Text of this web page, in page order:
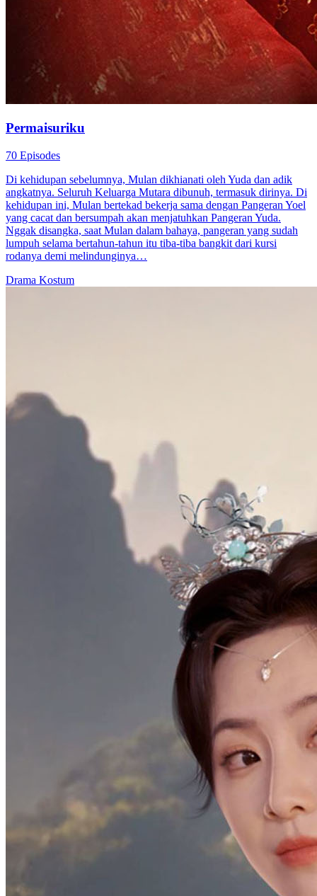
Permaisuriku
70 Episodes
Di kehidupan sebelumnya, Mulan dikhianati oleh Yuda dan adik
angkatnya. Seluruh Keluarga Mutara dibunuh, termasuk dirinya. Di
kehidupan ini, Mulan bertekad bekerja sama dengan Pangeran Yoel
yang cacat dan bersumpah akan menjatuhkan Pangeran Yuda.
Nggak disangka, saat Mulan dalam bahaya, pangeran yang sudah
lumpuh selama bertahun-tahun itu tiba-tiba bangkit dari kursi
rodanya demi melindunginya…
Drama Kostum